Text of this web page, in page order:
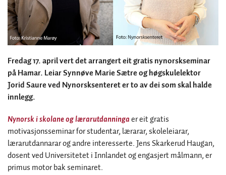
Fredag 17. april vert det arrangert eit gratis nynorskseminar
på Hamar. Leiar Synnøve Marie Sætre og høgskulelektor
Jorid Saure ved Nynorsksenteret er to av dei som skal halde
innlegg.
Nynorsk i skolane og lærarutdanningaer eit gratis
motivasjonsseminar for studentar, lærarar, skoleleiarar,
lærarutdannarar og andre interesserte. Jens Skarkerud Haugan,
dosent ved Universitetet i Innlandet og engasjert målmann, er
primus motor bak seminaret.